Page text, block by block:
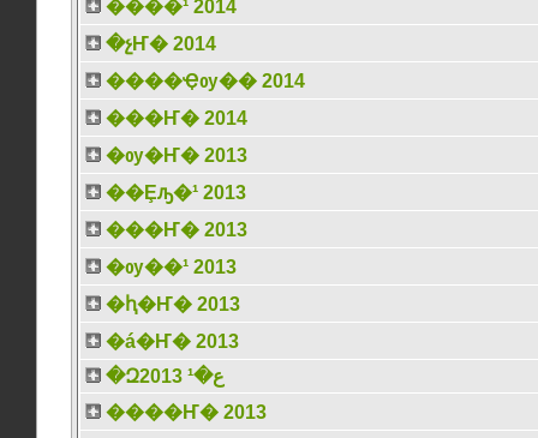
����¹ 2014
�չҤ� 2014
����Ҿѹ�� 2014
���Ҥ� 2014
�ѹ�Ҥ� 2013
��Ȩԡ�¹ 2013
���Ҥ� 2013
�ѹ��¹ 2013
�ԧ�Ҥ� 2013
�á�Ҥ� 2013
�Զع�¹ 2013
����Ҥ� 2013